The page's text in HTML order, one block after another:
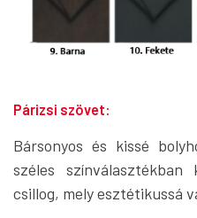
Párizsi szövet:
Bársonyos és kissé
széles színválasztékban
csillog, mely esztétikussá